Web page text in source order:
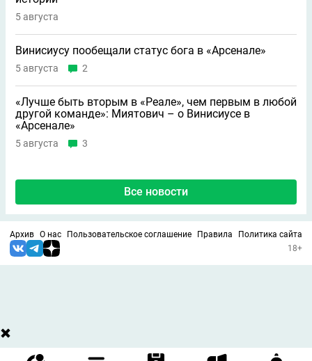
5 августа
Винисиусу пообещали статус бога в «Арсенале»
5 августа 2
«Лучше быть вторым в «Реале», чем первым в любой
другой команде»: Миятович – о Винисиусе в
«Арсенале»
5 августа 3
Все новости
Архив О нас Пользовательское соглашение Правила
Политика сайта
18+